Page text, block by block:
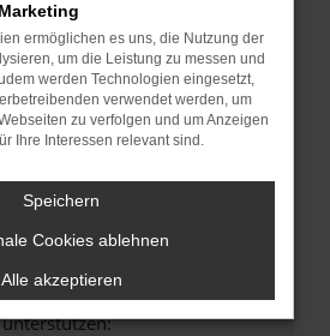
auf dem neuesten Stand
birgt nicht nur ein
sondern kann auch dazu
Funktionen nicht mehr
den Webseitenbetreiber.
genannten Schritte versucht
uns bitte. Wir werden
Problem zu beheben. Du kannst
schicken, um uns bei der
ermöglichen es uns, die Nutzung der
um die Leistung zu messen und
werden Technologien eingesetzt,
verwendet werden, um
zu verfolgen und um Anzeigen
Ihre Interessen relevant sind.
Speichern
Cookies ablehnen
Alle akzeptieren